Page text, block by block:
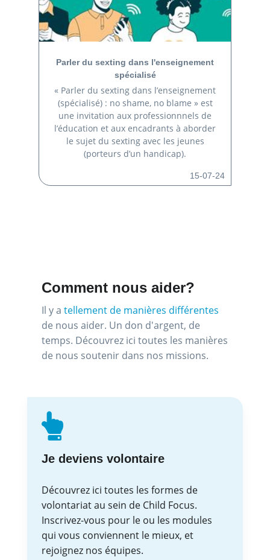
Parler du sexting dans l'enseignement
spécialisé
« Parler du sexting dans l’enseignement
(spécialisé) : no shame, no blame » est
une invitation aux professionnnels de
l’éducation et aux encadrants à aborder
le sujet du sexting avec les jeunes
(porteurs d’un handicap).
15-07-24
Comment nous aider?
Il y a tellement de manières différentes
de nous aider. Un don d'argent, de
temps. Découvrez ici toutes les manières
de nous soutenir dans nos missions.
Je deviens volontaire
Découvrez ici toutes les formes de
volontariat au sein de Child Focus.
Inscrivez-vous pour le ou les modules
qui vous conviennent le mieux, et
rejoignez nos équipes.